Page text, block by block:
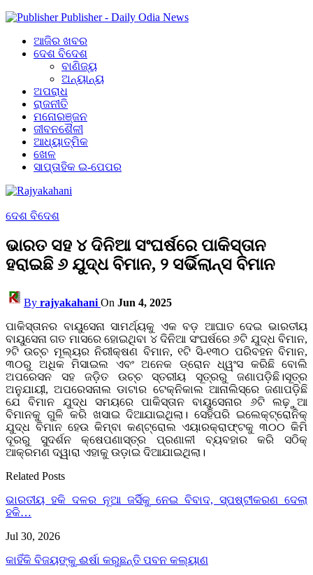
Publisher - Daily Odia News
ଆଜିର ଖବର
ଦେଶ ବିଦେଶ
ବାଣିଜ୍ୟ
ଅନ୍ୟାନ୍ୟ
ଅପରାଧ
ରାଜନୀତି
ମନୋରଞ୍ଜନ
ଜୀବନଶୈଳୀ
ଆଧ୍ୟାତ୍ମିକ
ଖେଳ
ସାପ୍ତାହିକ ଇ-ପେପର
ଦେଶ ବିଦେଶ
ଭାରତ ସହ ୪ ଦିନିଆ ସଂଘର୍ଷରେ ପାକିସ୍ତାନ
ହରାଇଛି ୬ ଯୁଦ୍ଧ ବିମାନ, ୨ ସର୍ଭିଲାନ୍ସ ବିମାନ
By rajyakahani On Jun 4, 2025
ପାକିସ୍ତାନର ବାୟୁସେନା ସାମର୍ଥ୍ୟକୁ ଏକ ବଡ଼ ଆଘାତ ଦେଇ ଭାରତୀୟ
ବାୟୁସେନା ଗତ ମାସରେ ହୋଇଥିବା ୪ ଦିନିଆ ସଂଘର୍ଷରେ ୬ଟି ଯୁଦ୍ଧ ବିମାନ,
୨ଟି ଉଚ୍ଚ ମୂଲ୍ୟର ନିରୀକ୍ଷଣ ବିମାନ, ୧ଟି ସି-୧୩୦ ପରିବହନ ବିମାନ,
୩୦ରୁ ଅଧିକ ମିସାଇଲ ଏବଂ ଅନେକ ଡ୍ରୋନ ଧ୍ୱଂସ କରିଛି ବୋଲି
ଅପରେସନ ସହ ଜଡ଼ିତ ଉଚ୍ଚ ସ୍ତରୀୟ ସୂତ୍ରରୁ ଜଣାପଡ଼ିଛି।ସୂତ୍ର
ଅନୁଯାୟୀ, ଅପରେସନାଲ ଡାଟାର ଟେକ୍ନିକାଲ ଆନାଲିସ୍‌ରେ ଜଣାପଡ଼ିଛି
ଯେ ବିମାନ ଯୁଦ୍ଧ ସମୟରେ ପାକିସ୍ତାନ ବାୟୁସେନାର ୬ଟି ଲଢ଼ୁଆ
ବିମାନକୁ ଗୁଳି କରି ଖସାଇ ଦିଆଯାଇଥିଲା। ସେହିପରି ଇଲେକ୍ଟ୍ରୋନିକ୍
ଯୁଦ୍ଧ ବିମାନ ହେଉ କିମ୍ବା କଣ୍ଟ୍ରୋଲ ଏୟାରକ୍ରାଫ୍ଟକୁ ୩୦୦ କିମି
ଦୂରରୁ ସୁଦର୍ଶନ କ୍ଷେପଣାସ୍ତ୍ର ପ୍ରଣାଳୀ ବ୍ୟବହାର କରି ସଠିକ୍
ଆକ୍ରମଣ ଦ୍ୱାରା ଏହାକୁ ଉଡ଼ାଇ ଦିଆଯାଇଥିଲା।
Related Posts
ଭାରତୀୟ ହକି ଦଳର ନୂଆ ଜର୍ସିକୁ ନେଇ ବିବାଦ, ସ୍ପଷ୍ଟୀକରଣ ଦେଲା
ହକି…
Jul 30, 2026
କାହିଁକି ବିଜୟଙ୍କୁ ଈର୍ଷା କରୁଛନ୍ତି ପବନ କଲ୍ୟାଣ